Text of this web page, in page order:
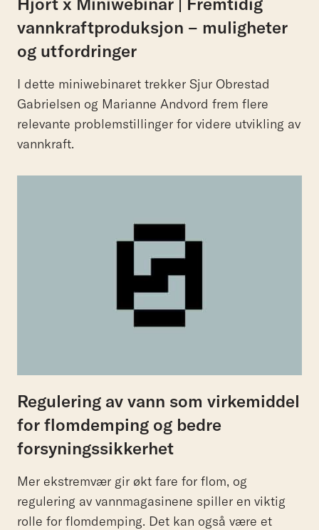
vannkraftproduksjon – muligheter
og utfordringer
I dette miniwebinaret trekker Sjur Obrestad
Gabrielsen og Marianne Andvord frem flere
relevante problemstillinger for videre utvikling av
vannkraft.
Regulering av vann som virkemiddel
for flomdemping og bedre
forsyningssikkerhet
Mer ekstremvær gir økt fare for flom, og
regulering av vannmagasinene spiller en viktig
rolle for flomdemping. Det kan også være et